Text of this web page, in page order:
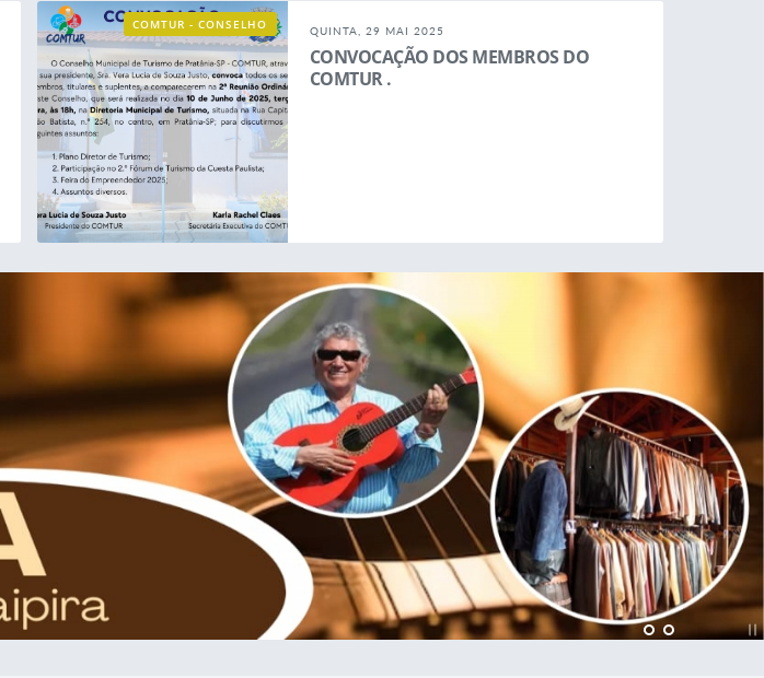
consolidando-se como uma noite inesquecível para
moradores de todas as idades. A...
COMTUR - CONSELHO
MUNICIPAL DE TURISM
O
QUINTA, 29 MAI 2025
CONVOCAÇÃO DOS MEMBROS DO
COMTUR .